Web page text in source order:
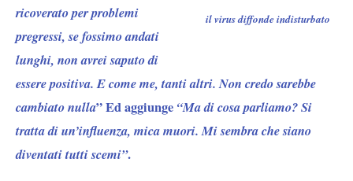
il virus diffonde indisturbato
ricoverato per problemi
pregressi, se fossimo andati
lunghi, non avrei saputo di
essere positiva. E come me, tanti altri. Non credo sarebbe
cambiato nulla” Ed aggiunge “Ma di cosa parliamo? Si
tratta di un’influenza, mica muori. Mi sembra che siano
diventati tutti scemi”.